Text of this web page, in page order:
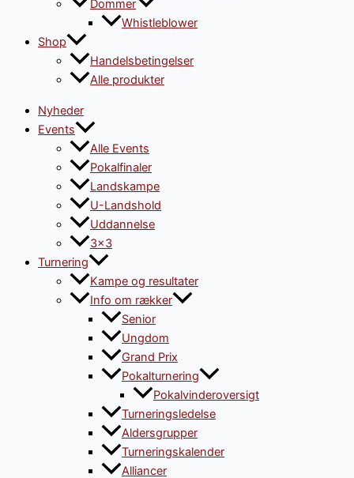
Dommer
Whistleblower
Shop
Handelsbetingelser
Alle produkter
Nyheder
Events
Alle Events
Pokalfinaler
Landskampe
U-Landshold
Uddannelse
3×3
Turnering
Kampe og resultater
Info om rækker
Senior
Ungdom
Grand Prix
Pokalturnering
Pokalvinderoversigt
Turneringsledelse
Aldersgrupper
Turneringskalender
Alliancer